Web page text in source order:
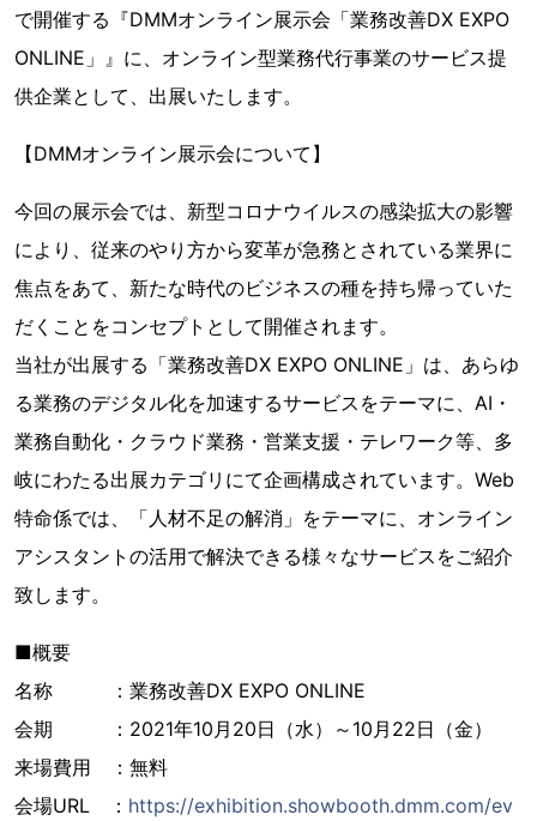
で開催する『DMMオンライン展示会「業務改善DX EXPO
ONLINE」』に、オンライン型業務代行事業のサービス提
供企業として、出展いたします。
【DMMオンライン展示会について】
今回の展示会では、新型コロナウイルスの感染拡大の影響
により、従来のやり方から変革が急務とされている業界に
焦点をあて、新たな時代のビジネスの種を持ち帰っていた
だくことをコンセプトとして開催されます。
当社が出展する「業務改善DX EXPO ONLINE」は、あらゆ
る業務のデジタル化を加速するサービスをテーマに、AI・
業務自動化・クラウド業務・営業支援・テレワーク等、多
岐にわたる出展カテゴリにて企画構成されています。Web
特命係では、「人材不足の解消」をテーマに、オンライン
アシスタントの活用で解決できる様々なサービスをご紹介
致します。
■概要
名称 ：業務改善DX EXPO ONLINE
会期 ：2021年10月20日（水）～10月22日（金）
来場費用 ：無料
会場URL ： https://exhibition.showbooth.dmm.com/ev